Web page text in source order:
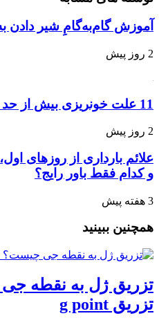
آموزش گام‌به‌گامِ شیر دادن
2 روز پیش
11 علت خونریزی بیش از حد قاعدگی
2 روز پیش
علائم بارداری از روزهای
و کدام فقط باور رایج؟
3 هفته پیش
همچنین ببینید
تزریق ژل به نقطه
تزریق g point